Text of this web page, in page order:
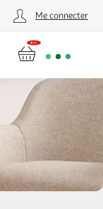
Me connecter